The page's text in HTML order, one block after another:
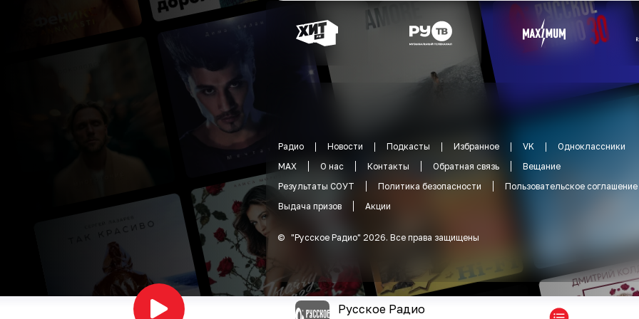
Радио Новости Подкасты Избранное VK
Одноклассники
MAX
О нас Контакты Обратная связь
Вещание
Результаты СОУТ
Политика безопасности
Пользовательское соглашение
Выдача призов
Акции
© "Русское Радио" 2026. Все права защищены
Русское Радио